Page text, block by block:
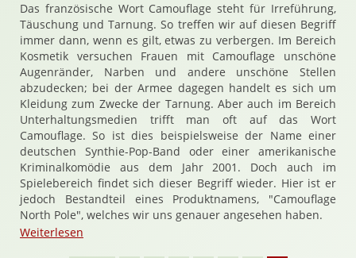
Das französische Wort Camouflage steht für Irreführung,
Täuschung und Tarnung. So treffen wir auf diesen Begriff
immer dann, wenn es gilt, etwas zu verbergen. Im Bereich
Kosmetik versuchen Frauen mit Camouflage unschöne
Augenränder, Narben und andere unschöne Stellen
abzudecken; bei der Armee dagegen handelt es sich um
Kleidung zum Zwecke der Tarnung. Aber auch im Bereich
Unterhaltungsmedien trifft man oft auf das Wort
Camouflage. So ist dies beispielsweise der Name einer
deutschen Synthie-Pop-Band oder einer amerikanische
Kriminalkomödie aus dem Jahr 2001. Doch auch im
Spielebereich findet sich dieser Begriff wieder. Hier ist er
jedoch Bestandteil eines Produktnamens, "Camouflage
North Pole", welches wir uns genauer angesehen haben.
Weiterlesen